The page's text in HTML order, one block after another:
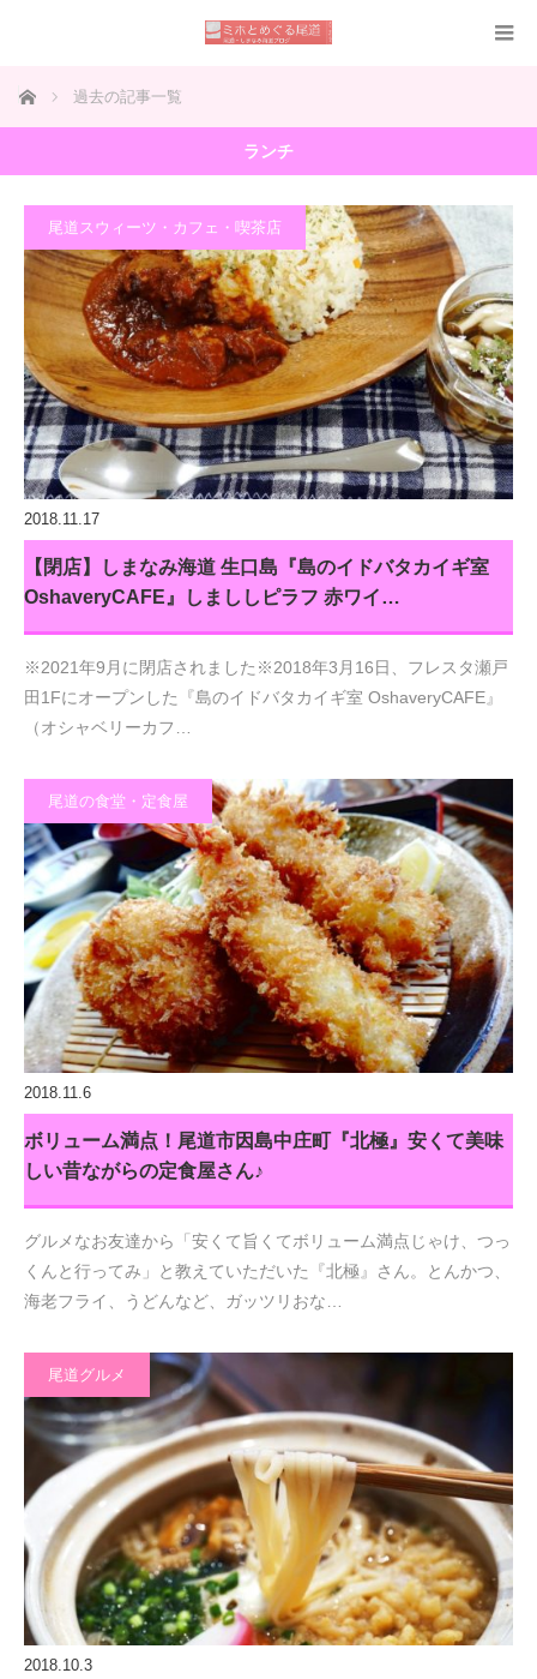
ホーム 過去の記事一覧
ランチ
尾道スウィーツ・カフェ・喫茶店
2018.11.17
【閉店】しまなみ海道 生口島『島のイドバタカイギ室
OshaveryCAFE』しまししピラフ 赤ワイ…
※2021年9月に閉店されました※2018年3月16日、フレスタ瀬戸
田1Fにオープンした『島のイドバタカイギ室 OshaveryCAFE』
（オシャベリーカフ…
尾道の食堂・定食屋
2018.11.6
ボリューム満点！尾道市因島中庄町『北極』安くて美味
しい昔ながらの定食屋さん♪
グルメなお友達から「安くて旨くてボリューム満点じゃけ、つっ
くんと行ってみ」と教えていただいた『北極』さん。とんかつ、
海老フライ、うどんなど、ガッツリおな…
尾道グルメ
2018.10.3